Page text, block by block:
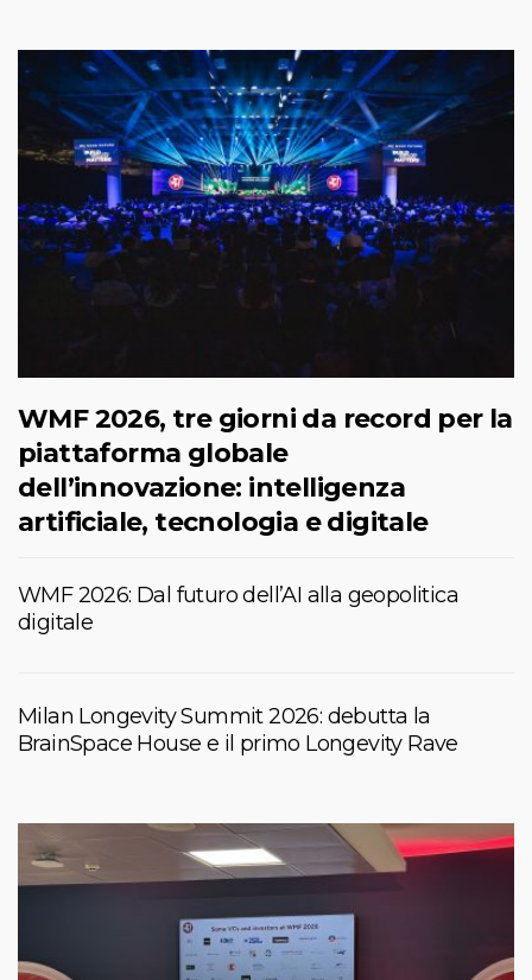
WMF 2026, tre giorni da record per la
piattaforma globale
dell’innovazione: intelligenza
artificiale, tecnologia e digitale
WMF 2026: Dal futuro dell’AI alla geopolitica
digitale
Milan Longevity Summit 2026: debutta la
BrainSpace House e il primo Longevity Rave